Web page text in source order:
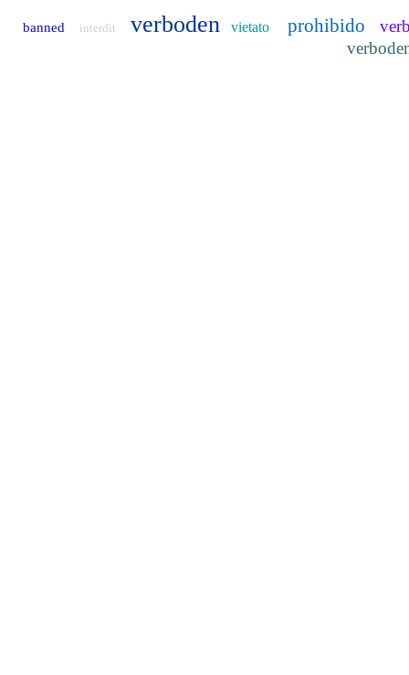
banned interdit verboden vietato prohibido